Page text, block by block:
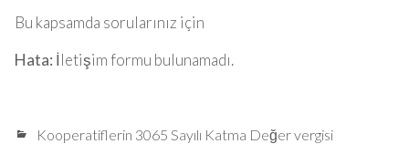
Bu kapsamda sorularınız için
Hata: İletişim formu bulunamadı.
Kooperatiflerin 3065 Sayılı Katma Değer vergisi